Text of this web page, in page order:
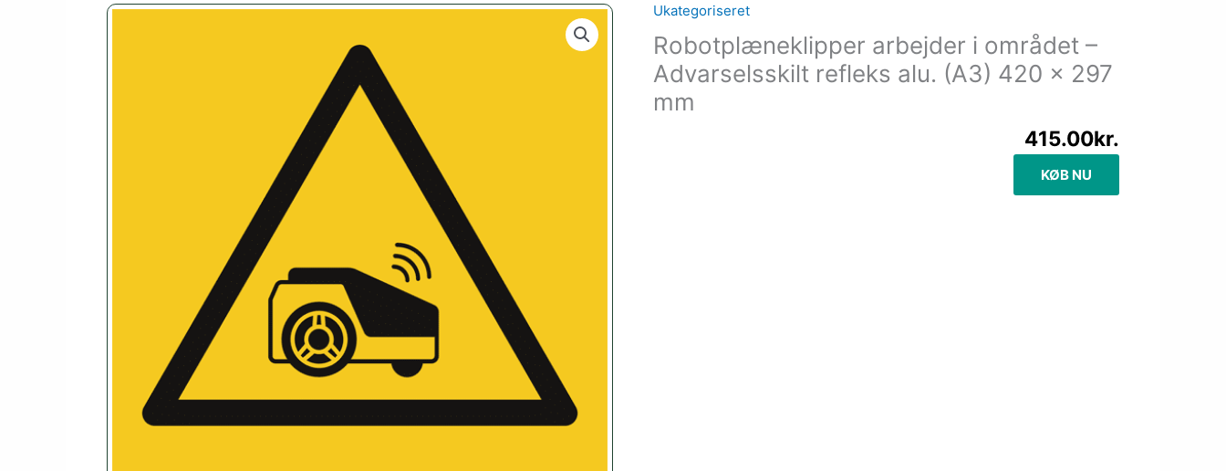
Ukategoriseret
Robotplæneklipper arbejder i området –
Advarselsskilt refleks alu. (A3) 420 x 297
mm
415.00kr.
KØB NU